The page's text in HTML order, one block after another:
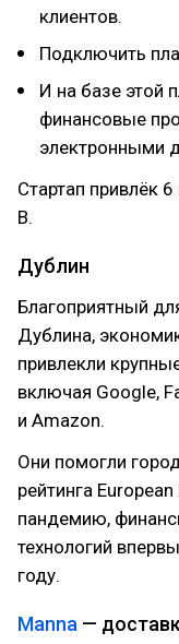
клиентов.
Подключить
И на базе этой
финансовые
электронными
Стартап привлёк
B.
Дублин
Благоприятный
Дублина,
привлекли
включая Google,
и Amazon.
Они помогли
рейтинга
пандемию,
технологий
году.
Manna —